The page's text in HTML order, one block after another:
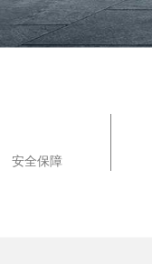
安全保障